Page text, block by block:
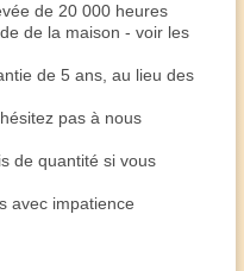
de 20 000 heures
de la maison - voir les
de 5 ans, au lieu des
pas à nous
de quantité si vous
avec impatience